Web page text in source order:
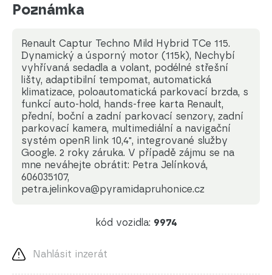
Poznámka
Renault Captur Techno Mild Hybrid TCe 115.
Dynamický a úsporný motor (115k), Nechybí
vyhřívaná sedadla a volant, podélné střešní
lišty, adaptibilní tempomat, automatická
klimatizace, poloautomatická parkovací brzda, s
funkcí auto-hold, hands-free karta Renault,
přední, boční a zadní parkovací senzory, zadní
parkovací kamera, multimediální a navigační
systém openR link 10,4", integrované služby
Google. 2 roky záruka. V případě zájmu se na
mne neváhejte obrátit: Petra Jelínková,
606035107,
petra.jelinkova@pyramidapruhonice.cz
kód vozidla: 9974
Nahlásit inzerát